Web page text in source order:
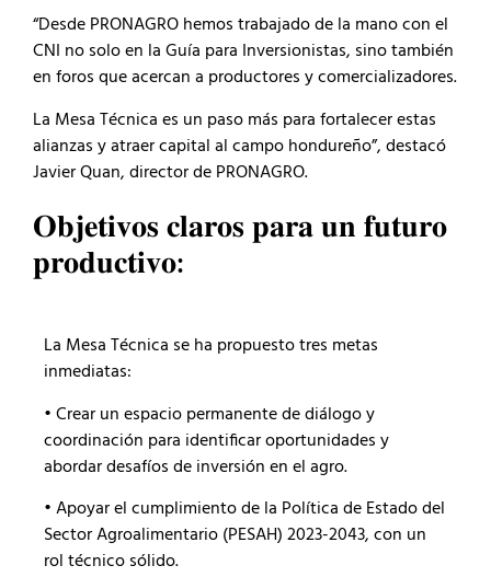
“Desde PRONAGRO hemos trabajado de la mano con el
CNI no solo en la Guía para Inversionistas, sino también
en foros que acercan a productores y comercializadores.
La Mesa Técnica es un paso más para fortalecer estas
alianzas y atraer capital al campo hondureño”, destacó
Javier Quan, director de PRONAGRO.
𝐎𝐛𝐣𝐞𝐭𝐢𝐯𝐨𝐬 𝐜𝐥𝐚𝐫𝐨𝐬 𝐩𝐚𝐫𝐚 𝐮𝐧 𝐟𝐮𝐭𝐮𝐫𝐨
𝐩𝐫𝐨𝐝𝐮𝐜𝐭𝐢𝐯𝐨:
La Mesa Técnica se ha propuesto tres metas
inmediatas:
• Crear un espacio permanente de diálogo y
coordinación para identificar oportunidades y
abordar desafíos de inversión en el agro.
• Apoyar el cumplimiento de la Política de Estado del
Sector Agroalimentario (PESAH) 2023-2043, con un
rol técnico sólido.